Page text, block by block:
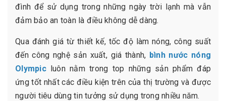
đình để sử dụng trong những ngày trời lạnh mà vẫn
đảm bảo an toàn là điều không dễ dàng.
Qua đánh giá từ thiết kế, tốc độ làm nóng, công suất
đến công nghệ sản xuất, giá thành, bình nước nóng
Olympicluôn nằm trong top những sản phẩm đáp
ứng tốt nhất các điều kiện trên của thị trường và được
người tiêu dùng tin tưởng sử dụng trong nhiều năm.